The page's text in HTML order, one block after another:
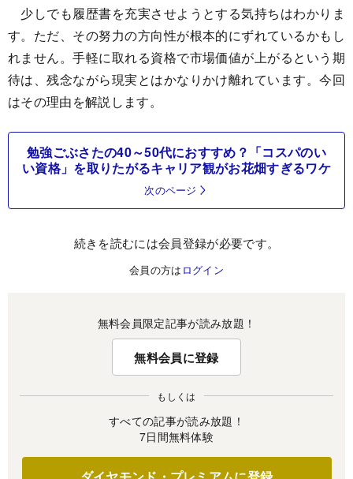
少しでも履歴書を充実させようとする気持ちはわかりま
す。ただ、その努力の方向性が根本的にずれているかもし
れません。手軽に取れる資格で市場価値が上がるという期
待は、残念ながら現実とはかなりかけ離れています。今回
はその理由を解説します。
勉強ごぶさたの40～50代におすすめ？「コスパのい
い資格」を取りたがるキャリア観がお花畑すぎるワケ
次のページ
続きを読むには会員登録が必要です。
会員の方は ログイン
無料会員限定記事が読み放題！
無料会員に登録
もしくは
すべての記事が読み放題！
7日間無料体験